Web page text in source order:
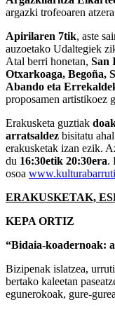
argazki trofeoaren
Apirilaren 7tik, aste
auzoetako Udaltegiek
Atal berri honetan, San
Otxarkoaga, Begoña,
Abando eta
proposamen artistikoez
Erakusketa guztiak
arratsaldez bisitatu
erakusketak izan ezik.
du 16:30etik 20:30era.
osoa
ERAKUSKETAK,
KEPA ORTIZ
“Bidaia-koadernoak:
Bizipenak islatzea,
bertako kaleetan
egunerokoak, gure-